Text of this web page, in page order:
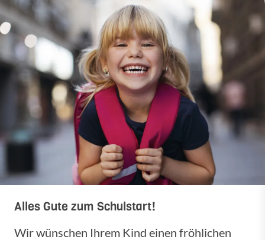
Alles Gute zum Schulstart!
Wir wünschen Ihrem Kind einen fröhlichen